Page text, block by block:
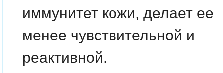
иммунитет кожи, делает ее
менее чувствительной и
реактивной.